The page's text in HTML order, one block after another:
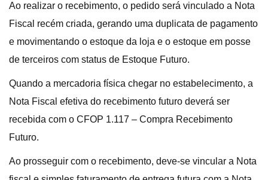
Ao realizar o recebimento, o pedido será vinculado a Nota
Fiscal recém criada, gerando uma duplicata de pagamento
e movimentando o estoque da loja e o estoque em posse
de terceiros com status de Estoque Futuro.
Quando a mercadoria física chegar no estabelecimento, a
Nota Fiscal efetiva do recebimento futuro deverá ser
recebida com o CFOP 1.117 – Compra Recebimento
Futuro.
Ao prosseguir com o recebimento, deve-se vincular a Nota